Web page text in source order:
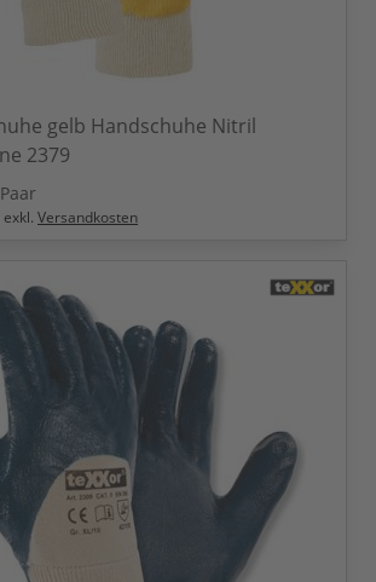
gelb Handschuhe Nitril
2379
Versandkosten